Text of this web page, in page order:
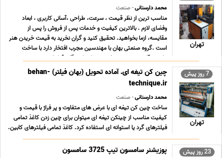
تهران
محمد دارستانی- صنعت
مناسب ترین از نظر قیمت ، سرعت، طراحی ،آسانی کاربری ، ابعاد
وفضای لازم . بالاترین کیفیت و خدمات پس از فروش را پس از
مقایسه، ازما بخواهید. تحقیق کنید و گران نخرید به قیمت خریدن هنر
است .گروه صنعتی بهان با مهندسین مجرب افتخار دارد با ساخت
ماشین آلات صنعتی در خدمت تولید کنندگان قطعا ... ...
7 روز پیش
تهران
چین کن تیغه ای. آماده تحویل (بهان فیلتر) behan-
technique.ir
محمد دارستانی- صنعت
ساخت چین کن تیغه ای با عرض های متفاوت و پر فراژ با قیمت و
کیفیت مناسب از چینکن تیغه ای میتوان برای چین زدن کاغذ تمامی
فیلترهای گرد یا استوانه ای استفاده کرد. کاغذ تمامی فیلترهای کابین.
فیلترهای روغن و بنزین چینکن تیغه ای لازم دارد. فیلترهای فلزی و
صنعتی گرد را نیز با چینکن تیغ ... ...
23 روز پیش پوزیشنر سامسون تیپ 3725 سامسون